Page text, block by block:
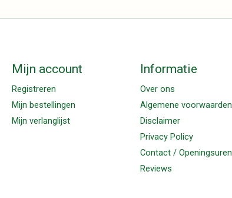
Mijn account
Registreren
Mijn bestellingen
Mijn verlanglijst
Informatie
Over ons
Algemene voorwaarden
Disclaimer
Privacy Policy
Contact / Openingsuren
Reviews